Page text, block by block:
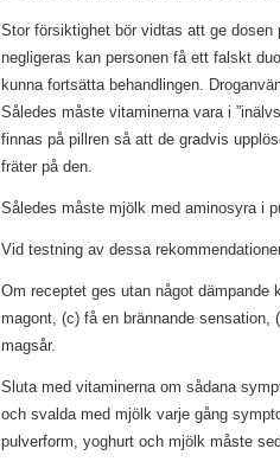
Stor försiktighet bör vidtas att ge
negligeras kan personen få ett falskt
kunna fortsätta behandlingen.
Således måste vitaminerna vara i
finnas på pillren så att de gradvis
fräter på den.
Således måste mjölk med aminosyra i
Vid testning av dessa
Om receptet ges utan något dämpande
magont, (c) få en brännande
magsår.
Sluta med vitaminerna om sådana
och svalda med mjölk varje gång
pulverform, yoghurt och mjölk måste